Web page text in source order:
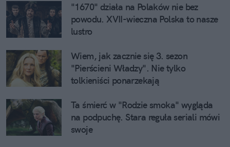
"1670" działa na Polaków nie bez
powodu. XVII-wieczna Polska to nasze
lustro
Wiem, jak zacznie się 3. sezon
"Pierścieni Władzy". Nie tylko
tolkieniści ponarzekają
Ta śmierć w "Rodzie smoka" wygląda
na podpuchę. Stara reguła seriali mówi
swoje